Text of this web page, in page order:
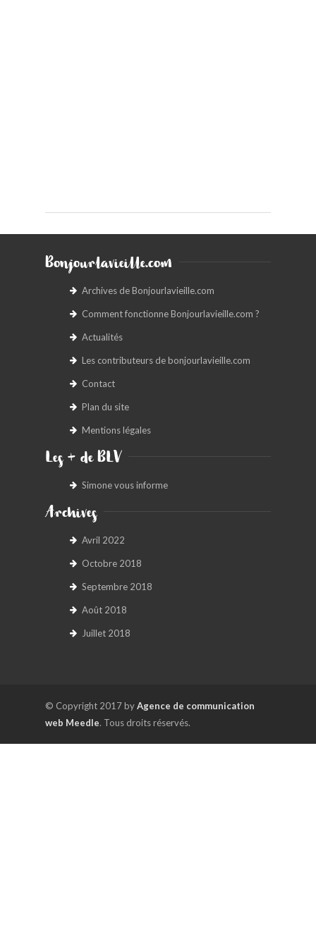
Bonjourlavieille.com
Archives de Bonjourlavieille.com
Comment fonctionne Bonjourlavieille.com ?
Actualités
Les contributeurs de bonjourlavieille.com
Contact
Plan du site
Mentions légales
Les + de BLV
Simone vous informe
Archives
Avril 2022
Octobre 2018
Septembre 2018
Août 2018
Juillet 2018
© Copyright 2017 byAgence de communication
web Meedle. Tous droits réservés.